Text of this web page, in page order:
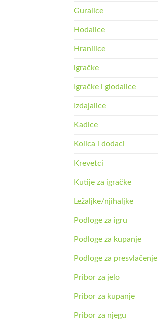
Guralice
Hodalice
Hranilice
igračke
Igračke i glodalice
Izdajalice
Kadice
Kolica i dodaci
Krevetci
Kutije za igračke
Ležaljke/njihaljke
Podloge za igru
Podloge za kupanje
Podloge za presvlačenje
Pribor za jelo
Pribor za kupanje
Pribor za njegu